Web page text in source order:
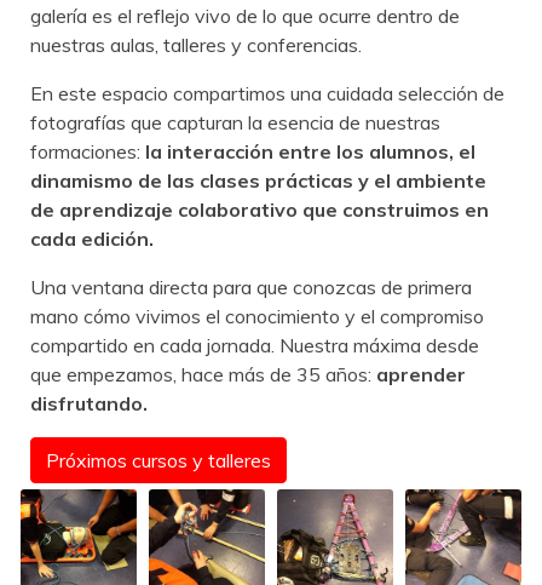
galería es el reflejo vivo de lo que ocurre dentro de
nuestras aulas, talleres y conferencias.
En este espacio compartimos una cuidada selección de
fotografías que capturan la esencia de nuestras
formaciones: la interacción entre los alumnos, el
dinamismo de las clases prácticas y el ambiente
de aprendizaje colaborativo que construimos en
cada edición.
Una ventana directa para que conozcas de primera
mano cómo vivimos el conocimiento y el compromiso
compartido en cada jornada. Nuestra máxima desde
que empezamos, hace más de 35 años: aprender
disfrutando.
Próximos cursos y talleres